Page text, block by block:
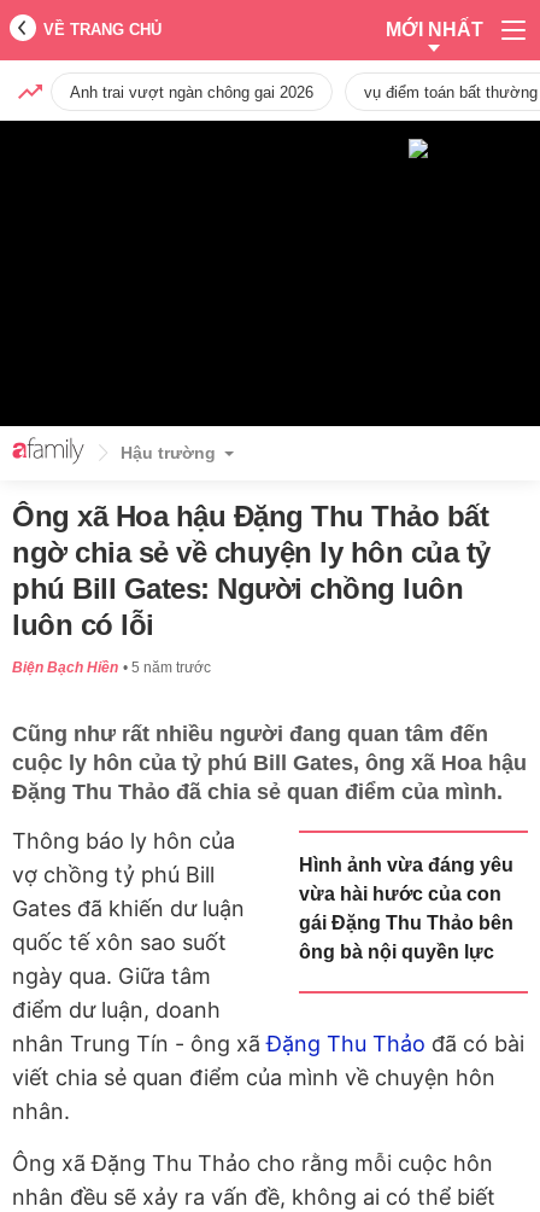
VỀ TRANG CHỦ MỚI NHẤT
Anh trai vượt ngàn chông gai 2026 vụ điểm toán bất
Hậu trường
Ông xã Hoa hậu Đặng Thu Thảo bất
ngờ chia sẻ về chuyện ly hôn của tỷ
phú Bill Gates: Người chồng luôn
luôn có lỗi
Biện Bạch Hiền 5 năm trước
Cũng như rất nhiều người đang quan tâm đến
cuộc ly hôn của tỷ phú Bill Gates, ông xã Hoa hậu
Đặng Thu Thảo đã chia sẻ quan điểm của mình.
Hình ảnh vừa đáng yêu
vừa hài hước của con
gái Đặng Thu Thảo bên
ông bà nội quyền lực
Thông báo ly hôn của
vợ chồng tỷ phú Bill
Gates đã khiến dư luận
quốc tế xôn sao suốt
ngày qua. Giữa tâm
điểm dư luận, doanh
nhân Trung Tín - ông xãĐặng Thu Thảo đã có bài
viết chia sẻ quan điểm của mình về chuyện hôn
nhân.
Ông xã Đặng Thu Thảo cho rằng mỗi cuộc hôn
nhân đều sẽ xảy ra vấn đề, không ai có thể biết